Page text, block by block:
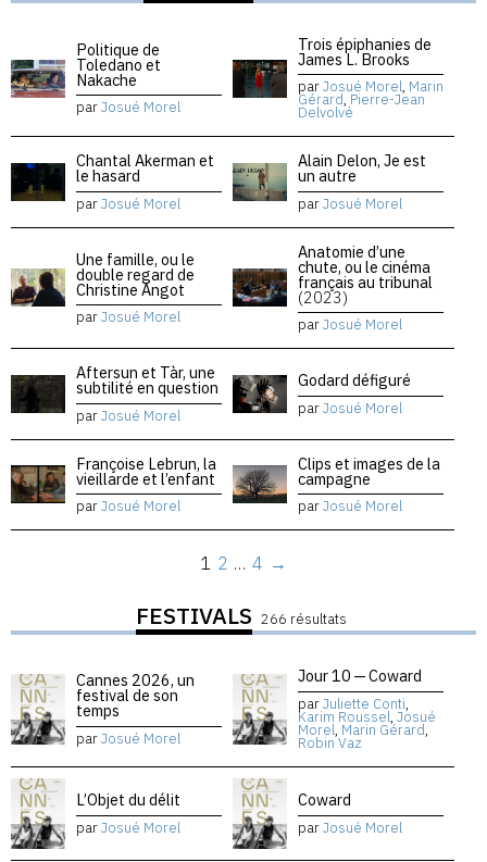
Politique de
Toledano et
Nakache
parJosué Morel
Trois épiphanies de
James L. Brooks
parJosué Morel, Marin
Gérard, Pierre-Jean
Delvolvé
Chantal Akerman et
le hasard
parJosué Morel
Alain Delon, Je est
un autre
parJosué Morel
Une famille, ou le
double regard de
Christine Angot
parJosué Morel
Anatomie d’une
chute, ou le cinéma
français au tribunal
(2023)
parJosué Morel
Aftersun et Tàr, une
subtilité en question
parJosué Morel
Godard défiguré
parJosué Morel
Françoise Lebrun, la
vieillarde et l’enfant
parJosué Morel
Clips et images de la
campagne
parJosué Morel
1 2 … 4 →
FESTIVALS 266 résultats
Cannes 2026, un
festival de son
temps
parJosué Morel
Jour 10 — Coward
parJuliette Conti,
Karim Roussel, Josué
Morel, Marin Gérard,
Robin Vaz
L’Objet du délit
parJosué Morel
Coward
parJosué Morel